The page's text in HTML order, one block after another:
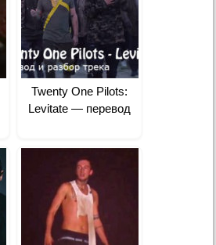
Twenty One Pilots:
Levitate — перевод